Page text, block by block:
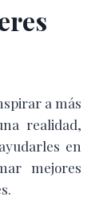
a más
realidad,
en
mejores